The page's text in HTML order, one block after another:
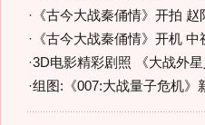
· 《古今大战秦俑情》开拍
· 《古今大战秦俑情》开机
·3D电影精彩剧照 《大战外
·组图:《007:大战量子危机》